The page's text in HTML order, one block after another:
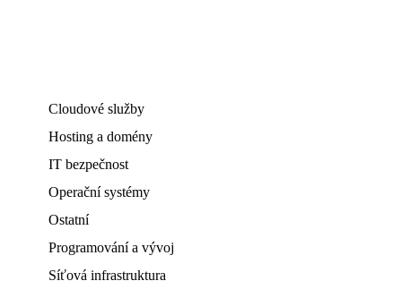
Cloudové služby
Hosting a domény
IT bezpečnost
Operační systémy
Ostatní
Programování a vývoj
Síťová infrastruktura